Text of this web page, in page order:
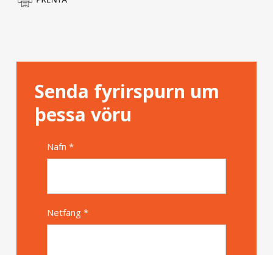
Senda fyrirspurn um
þessa vöru
Nafn *
Netfang *